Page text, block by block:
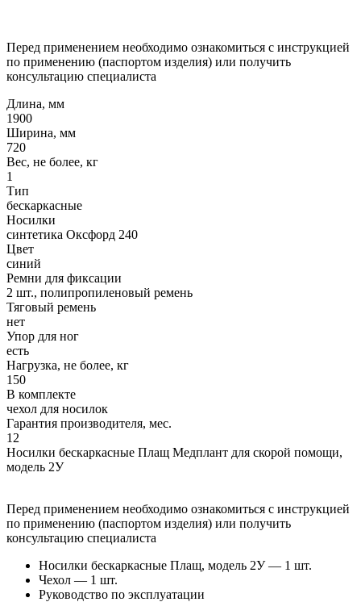
Перед применением необходимо ознакомиться с инструкцией
по применению (паспортом изделия) или получить
консультацию специалиста
Длина, мм
1900
Ширина, мм
720
Вес, не более, кг
1
Тип
бескаркасные
Носилки
синтетика Оксфорд 240
Цвет
синий
Ремни для фиксации
2 шт., полипропиленовый ремень
Тяговый ремень
нет
Упор для ног
есть
Нагрузка, не более, кг
150
В комплекте
чехол для носилок
Гарантия производителя, мес.
12
Носилки бескаркасные Плащ Медплант для скорой помощи,
модель 2У
Перед применением необходимо ознакомиться с инструкцией
по применению (паспортом изделия) или получить
консультацию специалиста
Носилки бескаркасные Плащ, модель 2У — 1 шт.
Чехол — 1 шт.
Руководство по эксплуатации